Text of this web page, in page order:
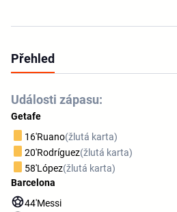
Přehled
Události zápasu:
Getafe
16'Ruano(žlutá karta)
20'Rodríguez(žlutá karta)
58'López(žlutá karta)
Barcelona
44'Messi